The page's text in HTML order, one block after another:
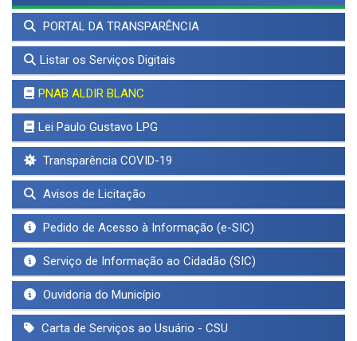
PORTAL DA TRANSPARÊNCIA
Listar os Serviços Digitais
PNAB ALDIR BLANC
Lei Paulo Gustavo LPG
Transparência COVID-19
Avisos de Licitação
Pedido de Acesso à Informação (e-SIC)
Serviço de Informação ao Cidadão (SIC)
Ouvidoria do Município
Carta de Serviços ao Usuário - CSU